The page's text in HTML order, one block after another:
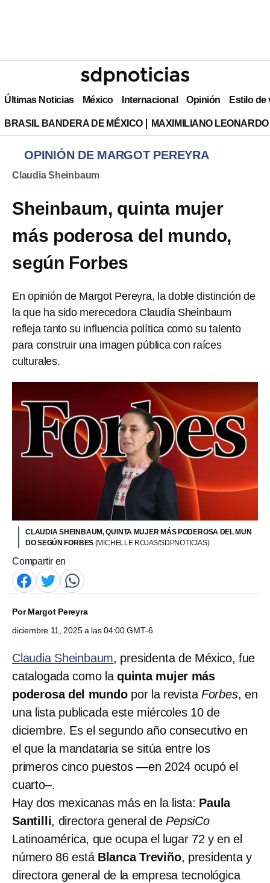
Últimas Noticias México Internacional Opinión Estilo de
BRASIL BANDERA DE MÉXICO MAXIMILIANO
OPINIÓN DE MARGOT PEREYRA
Claudia Sheinbaum
Sheinbaum, quinta mujer
más poderosa del mundo,
según Forbes
En opinión de Margot Pereyra, la doble distinción de
la que ha sido merecedora Claudia Sheinbaum
refleja tanto su influencia política como su talento
para construir una imagen pública con raíces
culturales.
CLAUDIA SHEINBAUM, QUINTA MUJER MÁS PODEROSA DEL MUN
DO SEGÚN FORBES (MICHELLE ROJAS/SDPNOTICIAS)
Compartir en
PorMargot Pereyra
diciembre 11, 2025 a las 04:00 GMT-6
Claudia Sheinbaum, presidenta de México, fue
catalogada como laquinta mujer más
poderosa del mundopor la revista Forbes, en
una lista publicada este miércoles 10 de
diciembre. Es el segundo año consecutivo en
el que la mandataria se sitúa entre los
primeros cinco puestos —en 2024 ocupó el
cuarto–.
Hay dos mexicanas más en la lista: Paula
Santilli, directora general dePepsiCo
Latinoamérica, que ocupa el lugar 72 y en el
número 86 está Blanca Treviño, presidenta y
directora general de la empresa tecnológica